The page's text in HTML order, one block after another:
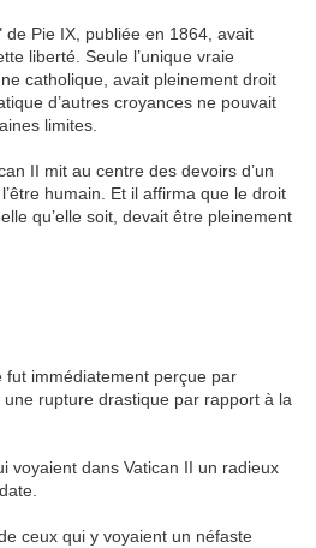
Pie IX, publiée en 1864, avait
liberté. Seule l’unique vraie
catholique, avait pleinement droit
d’autres croyances ne pouvait
limites.
II mit au centre des devoirs d’un
humain. Et il affirma que le droit
qu’elle soit, devait être pleinement
fut immédiatement perçue par
rupture drastique par rapport à la
voyaient dans Vatican II un radieux
ceux qui y voyaient un néfaste